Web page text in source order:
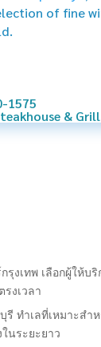
of fine
1575
&
รุงเทพ เลือกผู้ให้บ
งเวลา
ทำเลที่เหมาะสำ
นระยะยาว